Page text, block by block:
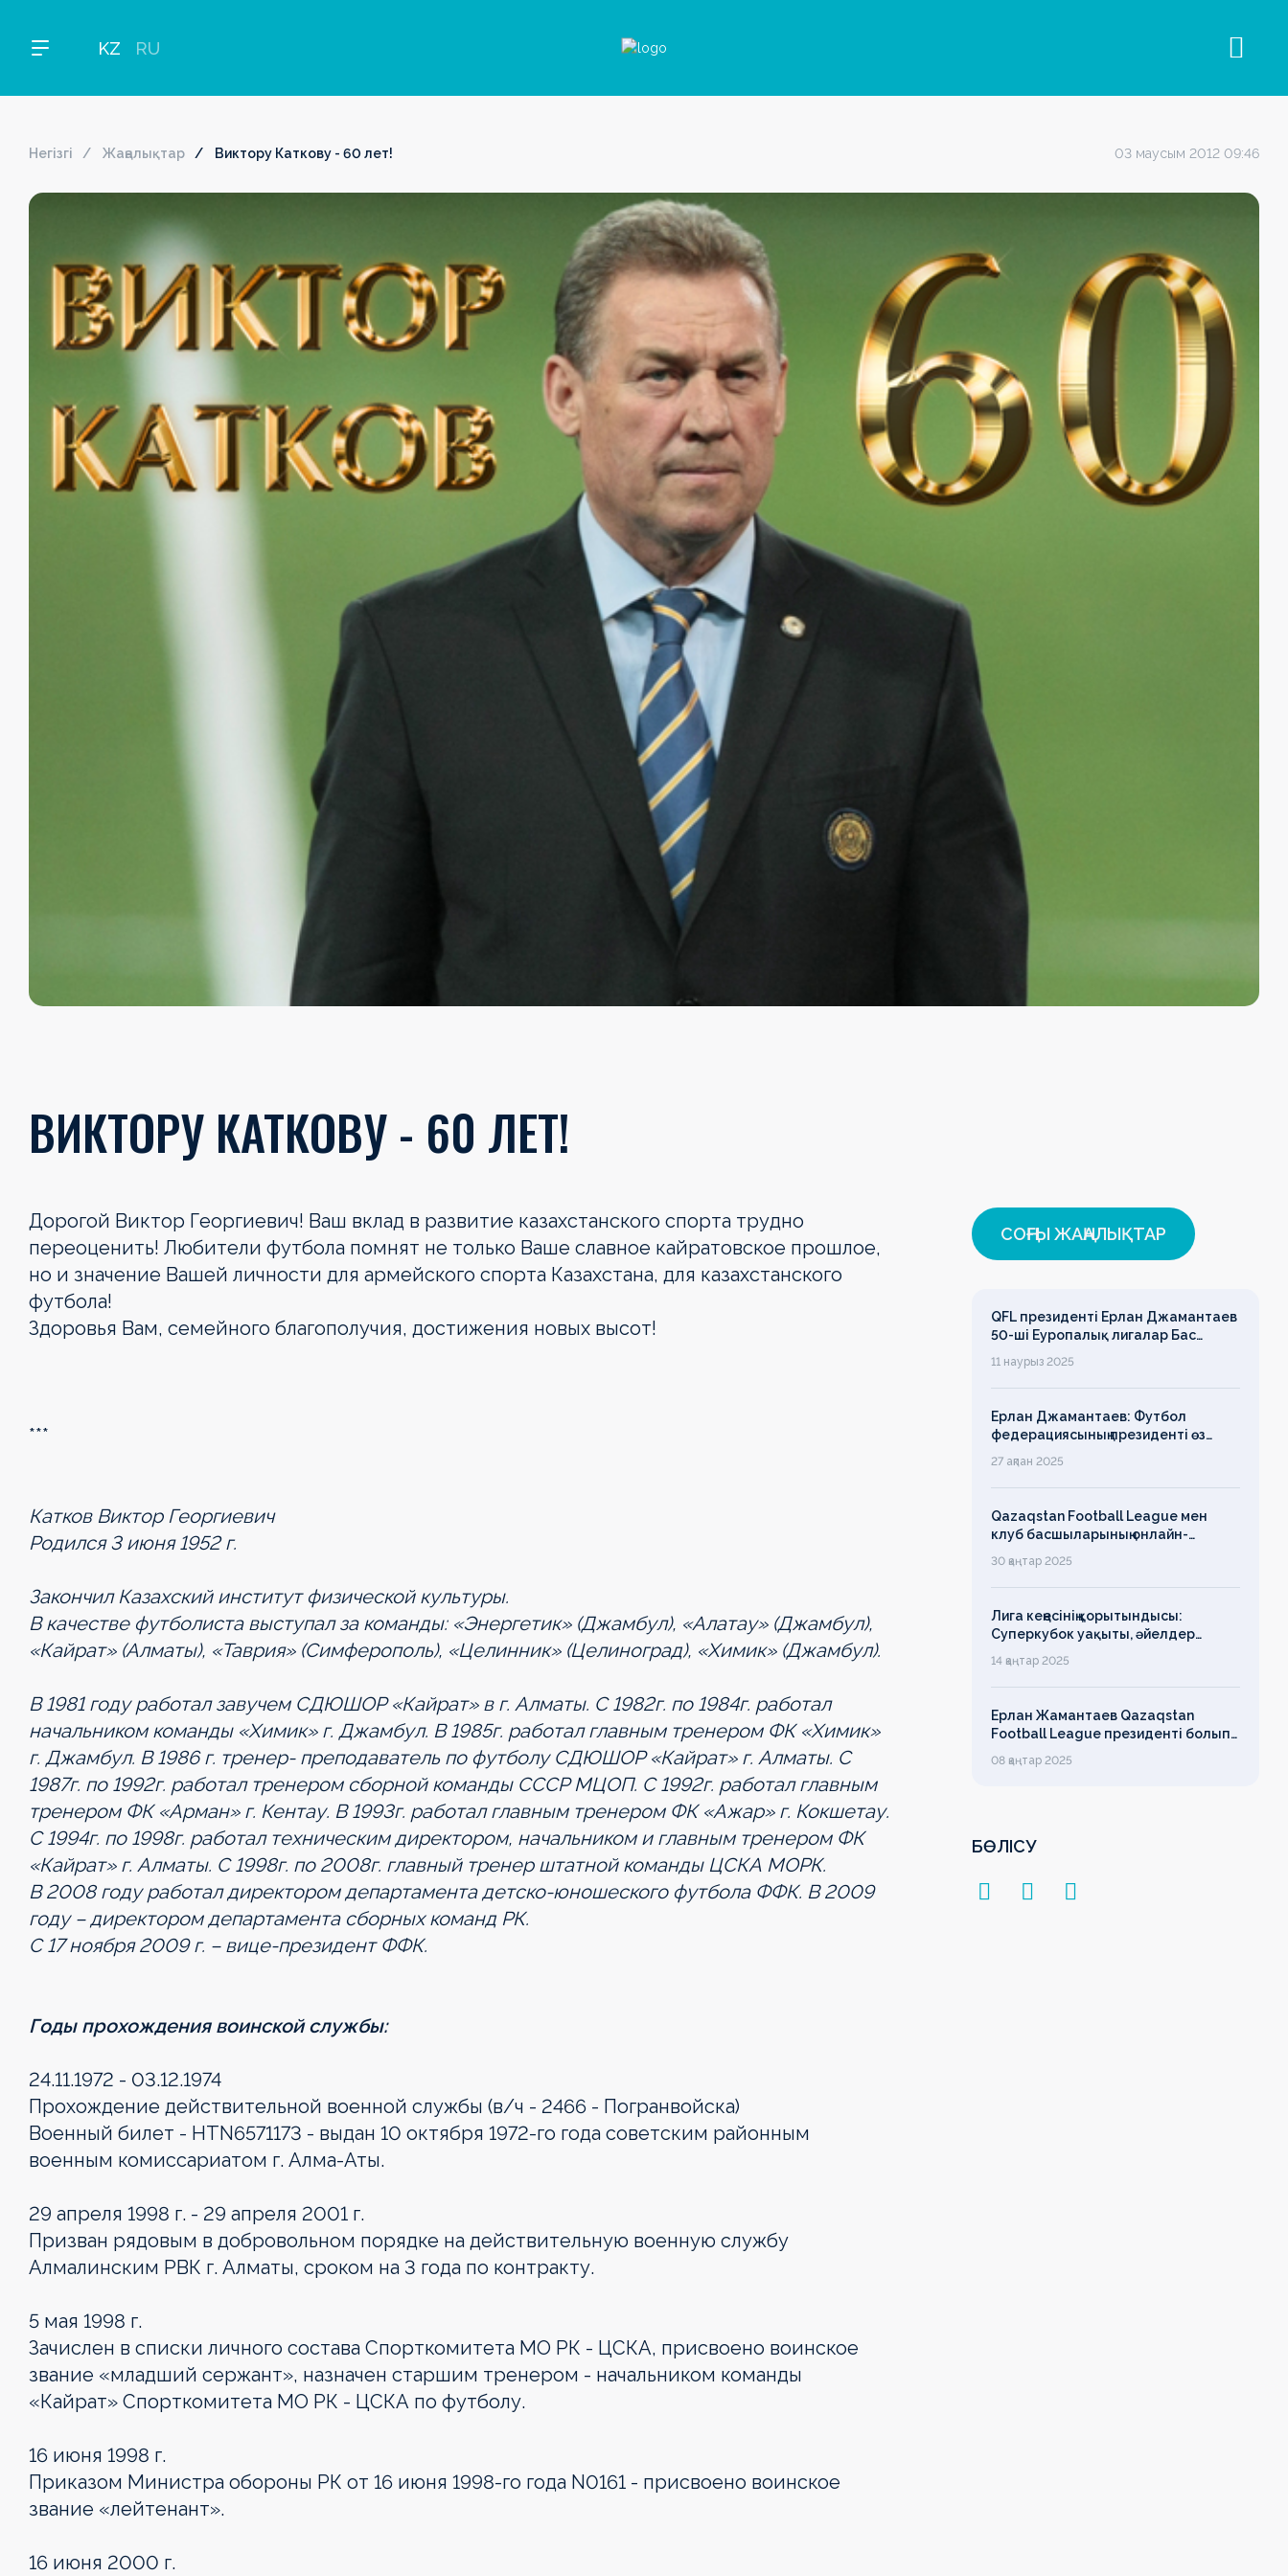
KZ RU
Негізгі Жаңалықтар Виктору Каткову - 60 лет! 03 маусым 2012 09:46
ВИКТОРУ КАТКОВУ - 60 ЛЕТ!
Дорогой Виктор Георгиевич! Ваш вклад в развитие казахстанского спорта трудно
переоценить! Любители футбола помнят не только Ваше славное кайратовское прошлое,
но и значение Вашей личности для армейского спорта Казахстана, для казахстанского
футбола!
Здоровья Вам, семейного благополучия, достижения новых высот!
***
Катков Виктор Георгиевич
Родился 3 июня 1952 г.
Закончил Казахский институт физической культуры.
В качестве футболиста выступал за команды: «Энергетик» (Джамбул), «Алатау» (Джамбул),
«Кайрат» (Алматы), «Таврия» (Симферополь), «Целинник» (Целиноград), «Химик» (Джамбул).
В 1981 году работал завучем СДЮШОР «Кайрат» в г. Алматы. С 1982г. по 1984г. работал
начальником команды «Химик» г. Джамбул. В 1985г. работал главным тренером ФК «Химик»
г. Джамбул. В 1986 г. тренер- преподаватель по футболу СДЮШОР «Кайрат» г. Алматы. С
1987г. по 1992г. работал тренером сборной команды СССР МЦОП. С 1992г. работал главным
тренером ФК «Арман» г. Кентау. В 1993г. работал главным тренером ФК «Ажар» г. Кокшетау.
С 1994г. по 1998г. работал техническим директором, начальником и главным тренером ФК
«Кайрат» г. Алматы. С 1998г. по 2008г. главный тренер штатной команды ЦСКА МОРК.
В 2008 году работал директором департамента детско-юношеского футбола ФФК. В 2009
году – директором департамента сборных команд РК.
С 17 ноября 2009 г. – вице-президент ФФК.
Годы прохождения воинской службы:
24.11.1972 - 03.12.1974
Прохождение действительной военной службы (в/ч - 2466 - Погранвойска)
Военный билет - HTN6571173 - выдан 10 октября 1972-го года советским районным
военным комиссариатом г. Алма-Аты.
29 апреля 1998 г. - 29 апреля 2001 г.
Призван рядовым в добровольном порядке на действительную военную службу
Алмалинским РВК г. Алматы, сроком на 3 года по контракту.
5 мая 1998 г.
Зачислен в списки личного состава Спорткомитета МО РК - ЦСКА, присвоено воинское
звание «младший сержант», назначен старшим тренером - начальником команды
«Кайрат» Спорткомитета МО РК - ЦСКА по футболу.
16 июня 1998 г.
Приказом Министра обороны РК от 16 июня 1998-го года N0161 - присвоено воинское
звание «лейтенант».
16 июня 2000 г.
СОҢҒЫ ЖАҢАЛЫҚТАР
QFL президенті Ерлан Джамантаев
50-ші Еуропалық лигалар Бас
ассамблеясына қатысты
11 наурыз 2025
Ерлан Джамантаев: Футбол
федерациясының президенті өз
есімін қадірлейтінін айтқан еді,
алайда оның сөзі түкке тұрмайды!
27 ақпан 2025
Qazaqstan Football League мен
клуб басшыларының онлайн-
конференциясының қорытындысы
бойынша баспасөз-релизі
30 қаңтар 2025
Лига кеңесінің қорытындысы:
Суперкубок уақыты, әйелдер
футболының дамуы, легионерлерге
лимит
14 қаңтар 2025
Ерлан Жамантаев Qazaqstan
Football League президенті болып
сайланды
08 қаңтар 2025
БӨЛІСУ